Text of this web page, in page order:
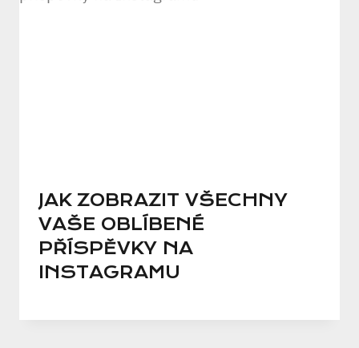
JAK ZOBRAZIT VŠECHNY
VAŠE OBLÍBENÉ
PŘÍSPĚVKY NA
INSTAGRAMU